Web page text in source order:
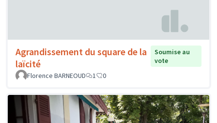
Agrandissement du square de la
laïcité
Soumise au
vote
Florence BARNEOUD
1 0